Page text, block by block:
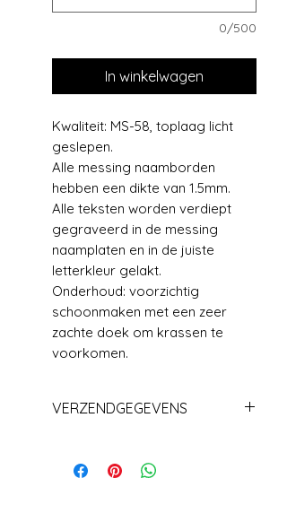
0/500
In winkelwagen
Kwaliteit: MS-58, toplaag licht
geslepen.
Alle messing naamborden
hebben een dikte van 1.5mm.
Alle teksten worden verdiept
gegraveerd in de messing
naamplaten en in de juiste
letterkleur gelakt.
Onderhoud: voorzichtig
schoonmaken met een zeer
zachte doek om krassen te
voorkomen.
VERZENDGEGEVENS